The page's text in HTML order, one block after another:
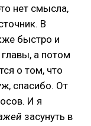
нет смысла,
В
быстро и
а потом
о том, что
спасибо. От
И я
засунуть в